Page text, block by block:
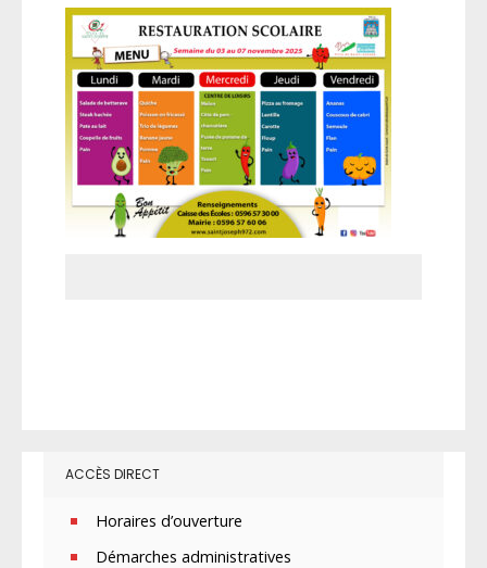
ACCÈS DIRECT
Horaires d’ouverture
Démarches administratives